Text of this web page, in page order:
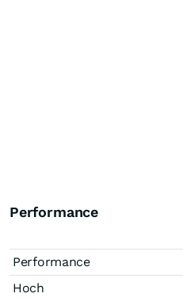
Performance
Performance
Hoch